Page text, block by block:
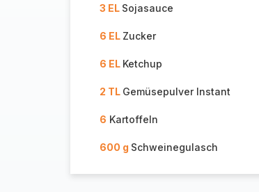
3 EL Sojasauce
6 EL Zucker
6 EL Ketchup
2 TL Gemüsepulver Instant
6 Kartoffeln
600 g Schweinegulasch